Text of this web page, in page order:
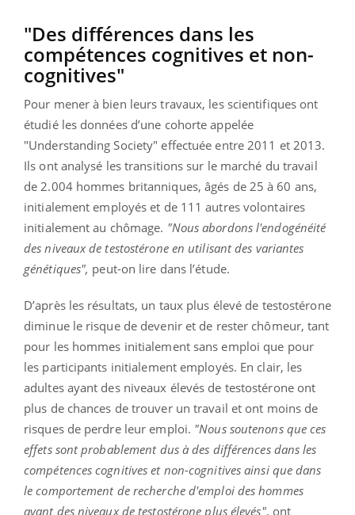
"Des différences dans les
compétences cognitives et non-
cognitives"
Pour mener à bien leurs travaux, les scientifiques ont
étudié les données d’une cohorte appelée
"Understanding Society" effectuée entre 2011 et 2013.
Ils ont analysé les transitions sur le marché du travail
de 2.004 hommes britanniques, âgés de 25 à 60 ans,
initialement employés et de 111 autres volontaires
initialement au chômage. "Nous abordons l'endogénéité
des niveaux de testostérone en utilisant des variantes
génétiques", peut-on lire dans l’étude.
D’après les résultats, un taux plus élevé de testostérone
diminue le risque de devenir et de rester chômeur, tant
pour les hommes initialement sans emploi que pour
les participants initialement employés. En clair, les
adultes ayant des niveaux élevés de testostérone ont
plus de chances de trouver un travail et ont moins de
risques de perdre leur emploi. "Nous soutenons que ces
effets sont probablement dus à des différences dans les
compétences cognitives et non-cognitives ainsi que dans
le comportement de recherche d'emploi des hommes
ayant des niveaux de testostérone plus élevés", ont